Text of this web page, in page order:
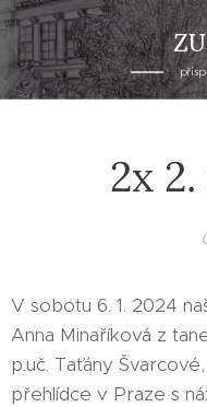
2x
V sobotu 6. 1. 2024
Anna Minaříková z
p.uč. Taťány
přehlídce v Praze s